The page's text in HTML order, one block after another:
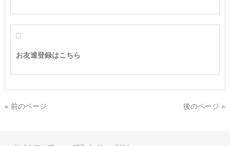
お友達登録はこちら
« 前のページ 後のページ »